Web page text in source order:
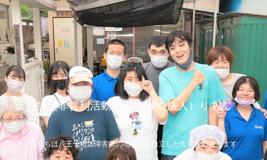
特定非営利活動法人（NPO法人）りあん
私たちは八王子市で障害者の地域での自立した生活を応援します